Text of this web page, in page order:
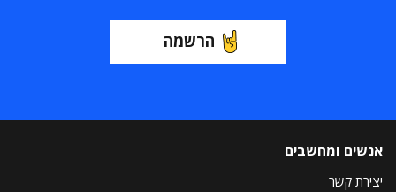
הרשמה
אנשים ומחשבים
יצירת קשר